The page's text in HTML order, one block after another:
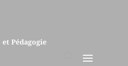
Pédagogie